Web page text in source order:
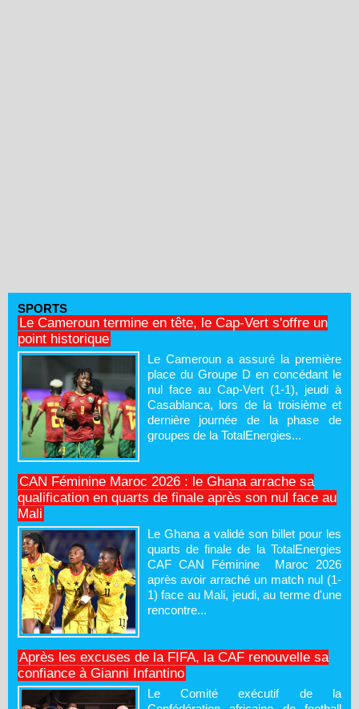
SPORTS
Le Cameroun termine en tête, le Cap-Vert s'offre un
point historique
Le Cameroun a assuré la première
place du Groupe D en concédant le
nul face au Cap-Vert (1-1), jeudi à
Casablanca, lors de la troisième et
dernière journée de la phase de
groupes de la TotalEnergies...
CAN Féminine Maroc 2026 : le Ghana arrache sa
qualification en quarts de finale après son nul face au
Mali
Le Ghana a validé son billet pour les
quarts de finale de la TotalEnergies
CAF CAN Féminine Maroc 2026
après avoir arraché un match nul (1-
1) face au Mali, jeudi, au terme d'une
rencontre...
Après les excuses de la FIFA, la CAF renouvelle sa
confiance à Gianni Infantino
Le Comité exécutif de la